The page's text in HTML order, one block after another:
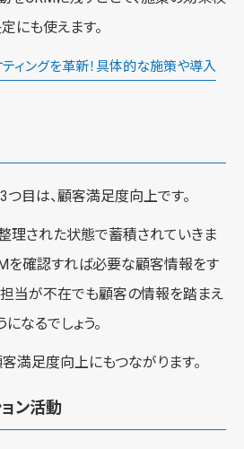
にも使えます。
ィングを革新！具体的な施策や導入
目は、顧客満足度向上です。
理された状態で蓄積されていきま
を確認すれば必要な顧客情報をす
担当が不在でも顧客の情報を踏まえ
なるでしょう。
満足度向上にもつながります。
ン活動